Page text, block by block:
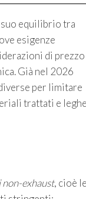
equilibrio tra
esigenze
di prezzo
Già nel 2026
per limitare
trattati e
exhaust, cioè